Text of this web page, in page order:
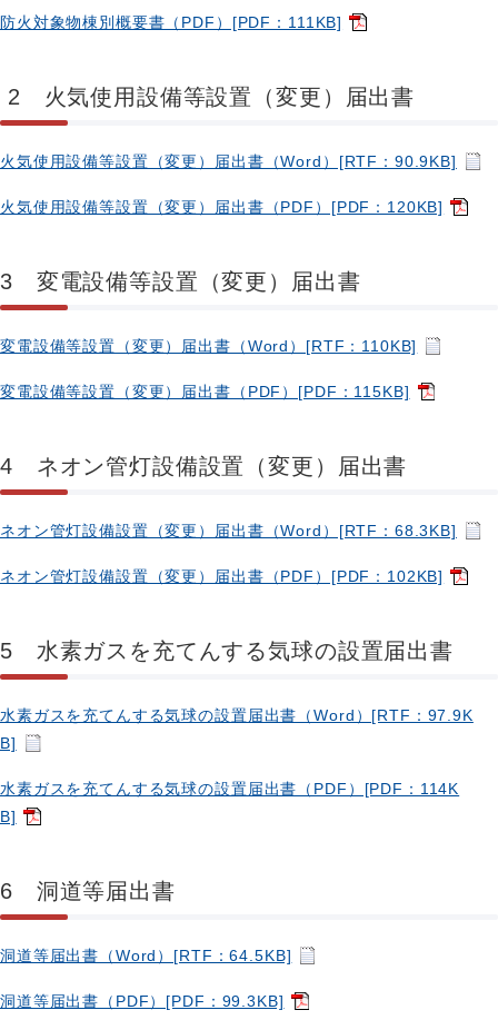
防火対象物棟別概要書（PDF）[PDF：111KB]
2 火気使用設備等設置（変更）届出書
火気使用設備等設置（変更）届出書（Word）[RTF：90.9KB]
火気使用設備等設置（変更）届出書（PDF）[PDF：120KB]
3 変電設備等設置（変更）届出書
変電設備等設置（変更）届出書（Word）[RTF：110KB]
変電設備等設置（変更）届出書（PDF）[PDF：115KB]
4 ネオン管灯設備設置（変更）届出書
ネオン管灯設備設置（変更）届出書（Word）[RTF：68.3KB]
ネオン管灯設備設置（変更）届出書（PDF）[PDF：102KB]
5 水素ガスを充てんする気球の設置届出書
水素ガスを充てんする気球の設置届出書（Word）[RTF：97.9K
B]
水素ガスを充てんする気球の設置届出書（PDF）[PDF：114K
B]
6 洞道等届出書
洞道等届出書（Word）[RTF：64.5KB]
洞道等届出書（PDF）[PDF：99.3KB]